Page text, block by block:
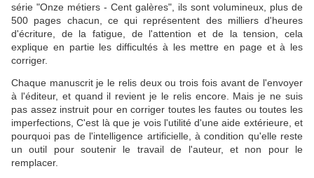
série "Onze métiers - Cent galères", ils sont volumineux, plus de
500 pages chacun, ce qui représentent des milliers d'heures
d'écriture, de la fatigue, de l'attention et de la tension, cela
explique en partie les difficultés à les mettre en page et à les
corriger.
Chaque manuscrit je le relis deux ou trois fois avant de l'envoyer
à l'éditeur, et quand il revient je le relis encore. Mais je ne suis
pas assez instruit pour en corriger toutes les fautes ou toutes les
imperfections, C'est là que je vois l'utilité d'une aide extérieure, et
pourquoi pas de l'intelligence artificielle, à condition qu'elle reste
un outil pour soutenir le travail de l'auteur, et non pour le
remplacer.